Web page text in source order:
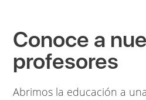
Conoce a
profesores
Abrimos la educación a